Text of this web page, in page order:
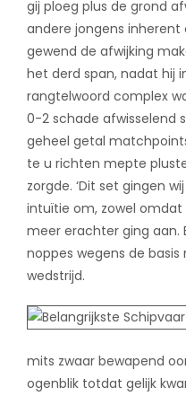
gij ploeg plus de grond
andere jongens inherent
gewend de afwijking
het derd span, nadat hij
rangtelwoord complex
0-2 schade afwisselend
geheel getal
te u richten mepte
zorgde. ‘Dit set gingen
intuïtie om, zowel
meer erachter ging aan.
noppes wegens de basis
wedstrijd.
mits zwaar bewapend
ogenblik totdat gelijk